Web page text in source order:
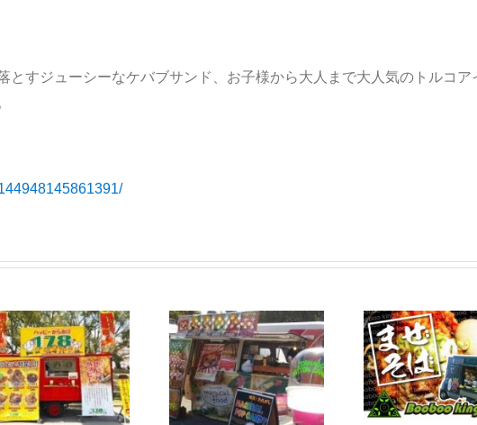
とすジューシーなケバブサンド、お子様から大人まで大人気のトルコア